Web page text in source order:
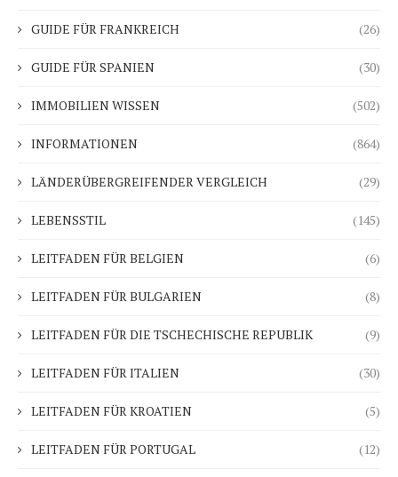
GUIDE FÜR FRANKREICH (26)
GUIDE FÜR SPANIEN (30)
IMMOBILIEN WISSEN (502)
INFORMATIONEN (864)
LÄNDERÜBERGREIFENDER VERGLEICH (29)
LEBENSSTIL (145)
LEITFADEN FÜR BELGIEN (6)
LEITFADEN FÜR BULGARIEN (8)
LEITFADEN FÜR DIE TSCHECHISCHE REPUBLIK (9)
LEITFADEN FÜR ITALIEN (30)
LEITFADEN FÜR KROATIEN (5)
LEITFADEN FÜR PORTUGAL (12)